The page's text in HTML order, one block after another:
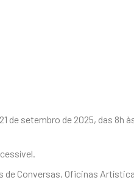
de setembro de 2025, das
Conversas, Oficinas